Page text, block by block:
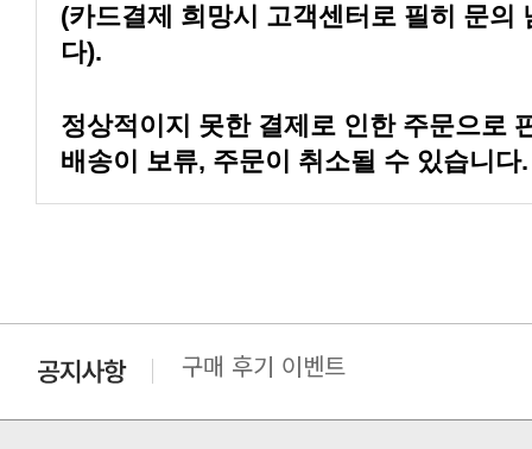
다).
배송이 보류, 주문이 취소될 수 있습니다.
클린 공장명 변경